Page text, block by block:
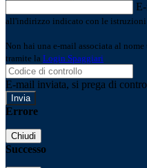
all'indirizzo indicato con le istruzioni
Non hai una e-mail associata al
tramite la Login Spaggiari
E-mail inviata, si prega di
Errore
Chiudi
Successo